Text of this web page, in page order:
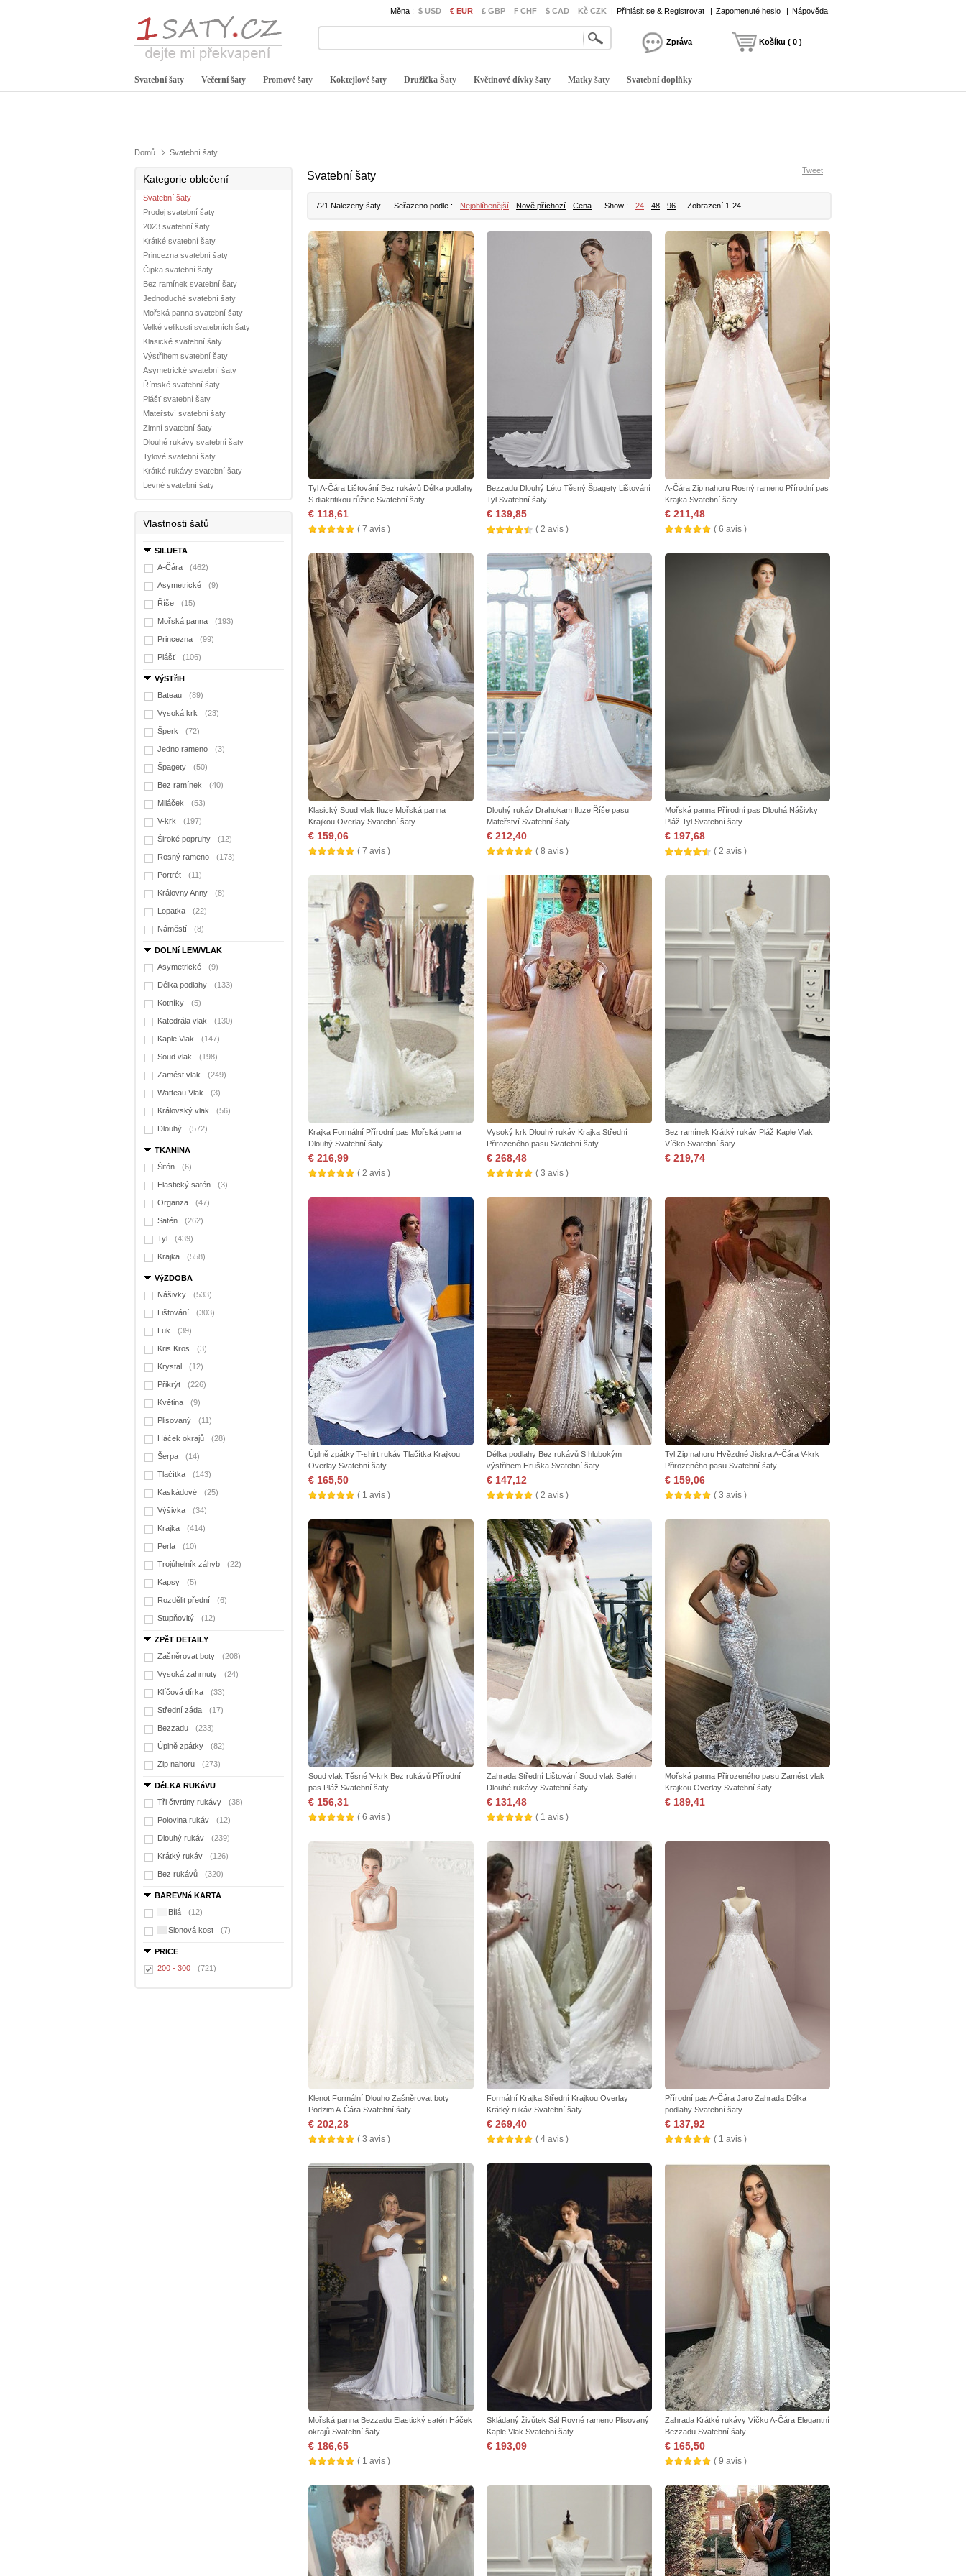
Měna : $ USD € EUR £ GBP ₣ CHF $ CAD Kč CZK | Přihlásit se & Registrovat | Zapomenuté heslo | Nápověda
Zpráva Košíku ( 0 )
Svatební šaty Večerní šaty Promové šaty Koktejlové šaty Družička Šaty Květinové dívky šaty Matky šaty Svatební doplňky
Domů Svatební šaty
Kategorie oblečení
Svatební šaty
Prodej svatební šaty
2023 svatební šaty
Krátké svatební šaty
Princezna svatební šaty
Čipka svatební šaty
Bez ramínek svatební šaty
Jednoduché svatební šaty
Mořská panna svatební šaty
Velké velikosti svatebních šaty
Klasické svatební šaty
Výstřihem svatební šaty
Asymetrické svatební šaty
Římské svatební šaty
Plášť svatební šaty
Mateřství svatební šaty
Zimní svatební šaty
Dlouhé rukávy svatební šaty
Tylové svatební šaty
Krátké rukávy svatební šaty
Levné svatební šaty
Vlastnosti šatů
SILUETA
A-Čára
(462)
Asymetrické (9)
Říše (15)
Mořská panna (193)
Princezna (99)
Plášť (106)
VýSTřIH
Bateau
(89)
Vysoká krk (23)
Šperk (72)
Jedno rameno (3)
Špagety (50)
Bez ramínek (40)
Miláček (53)
V-krk (197)
Široké popruhy (12)
Rosný rameno (173)
Portrét (11)
Královny Anny (8)
Lopatka (22)
Náměstí (8)
DOLNí LEM/VLAK
Asymetrické
(9)
Délka podlahy (133)
Kotníky (5)
Katedrála vlak (130)
Kaple Vlak (147)
Soud vlak (198)
Zamést vlak (249)
Watteau Vlak (3)
Královský vlak (56)
Dlouhý (572)
TKANINA
Šifón
(6)
Elastický satén (3)
Organza (47)
Satén (262)
Tyl (439)
Krajka (558)
VýZDOBA
Nášivky
(533)
Lištování (303)
Luk (39)
Kris Kros (3)
Krystal (12)
Přikrýt (226)
Květina (9)
Plisovaný (11)
Háček okrajů (28)
Šerpa (14)
Tlačítka (143)
Kaskádové (25)
Výšivka (34)
Krajka (414)
Perla (10)
Trojúhelník záhyb (22)
Kapsy (5)
Rozdělit přední (6)
Stupňovitý (12)
ZPěT DETAILY
Zašněrovat boty
(208)
Vysoká zahrnuty (24)
Klíčová dírka (33)
Střední záda (17)
Bezzadu (233)
Úplně zpátky (82)
Zip nahoru (273)
DéLKA RUKáVU
Tři čtvrtiny rukávy
(38)
Polovina rukáv (12)
Dlouhý rukáv (239)
Krátký rukáv (126)
Bez rukávů (320)
BAREVNá KARTA
Bílá
(12)
Slonová kost (7)
PRICE
200 - 300
(721)
Svatební šaty Tweet
721 Nalezeny šaty Seřazeno podle : Nejoblíbenější Nově příchozí Cena Show : 24 48 96 Zobrazení 1-24
Tyl A-Čára Lištování Bez rukávů Délka podlahy
S diakritikou růžice Svatební šaty
€ 118,61
( 7 avis )
Bezzadu Dlouhý Léto Těsný Špagety Lištování
Tyl Svatební šaty
€ 139,85
( 2 avis )
A-Čára Zip nahoru Rosný rameno Přírodní pas
Krajka Svatební šaty
€ 211,48
( 6 avis )
Klasický Soud vlak Iluze Mořská panna
Krajkou Overlay Svatební šaty
€ 159,06
( 7 avis )
Dlouhý rukáv Drahokam Iluze Říše pasu
Mateřství Svatební šaty
€ 212,40
( 8 avis )
Mořská panna Přírodní pas Dlouhá Nášivky
Pláž Tyl Svatební šaty
€ 197,68
( 2 avis )
Krajka Formální Přírodní pas Mořská panna
Dlouhý Svatební šaty
€ 216,99
( 2 avis )
Vysoký krk Dlouhý rukáv Krajka Střední
Přirozeného pasu Svatební šaty
€ 268,48
( 3 avis )
Bez ramínek Krátký rukáv Pláž Kaple Vlak
Víčko Svatební šaty
€ 219,74
Úplně zpátky T-shirt rukáv Tlačítka Krajkou
Overlay Svatební šaty
€ 165,50
( 1 avis )
Délka podlahy Bez rukávů S hlubokým
výstřihem Hruška Svatební šaty
€ 147,12
( 2 avis )
Tyl Zip nahoru Hvězdné Jiskra A-Čára V-krk
Přirozeného pasu Svatební šaty
€ 159,06
( 3 avis )
Soud vlak Těsné V-krk Bez rukávů Přírodní
pas Pláž Svatební šaty
€ 156,31
( 6 avis )
Zahrada Střední Lištování Soud vlak Satén
Dlouhé rukávy Svatební šaty
€ 131,48
( 1 avis )
Mořská panna Přirozeného pasu Zamést vlak
Krajkou Overlay Svatební šaty
€ 189,41
Klenot Formální Dlouho Zašněrovat boty
Podzim A-Čára Svatební šaty
€ 202,28
( 3 avis )
Formální Krajka Střední Krajkou Overlay
Krátký rukáv Svatební šaty
€ 269,40
( 4 avis )
Přírodní pas A-Čára Jaro Zahrada Délka
podlahy Svatební šaty
€ 137,92
( 1 avis )
Mořská panna Bezzadu Elastický satén Háček
okrajů Svatební šaty
€ 186,65
( 1 avis )
Skládaný živůtek Sál Rovné rameno Plisovaný
Kaple Vlak Svatební šaty
€ 193,09
Zahrada Krátké rukávy Víčko A-Čára Elegantní
Bezzadu Svatební šaty
€ 165,50
( 9 avis )